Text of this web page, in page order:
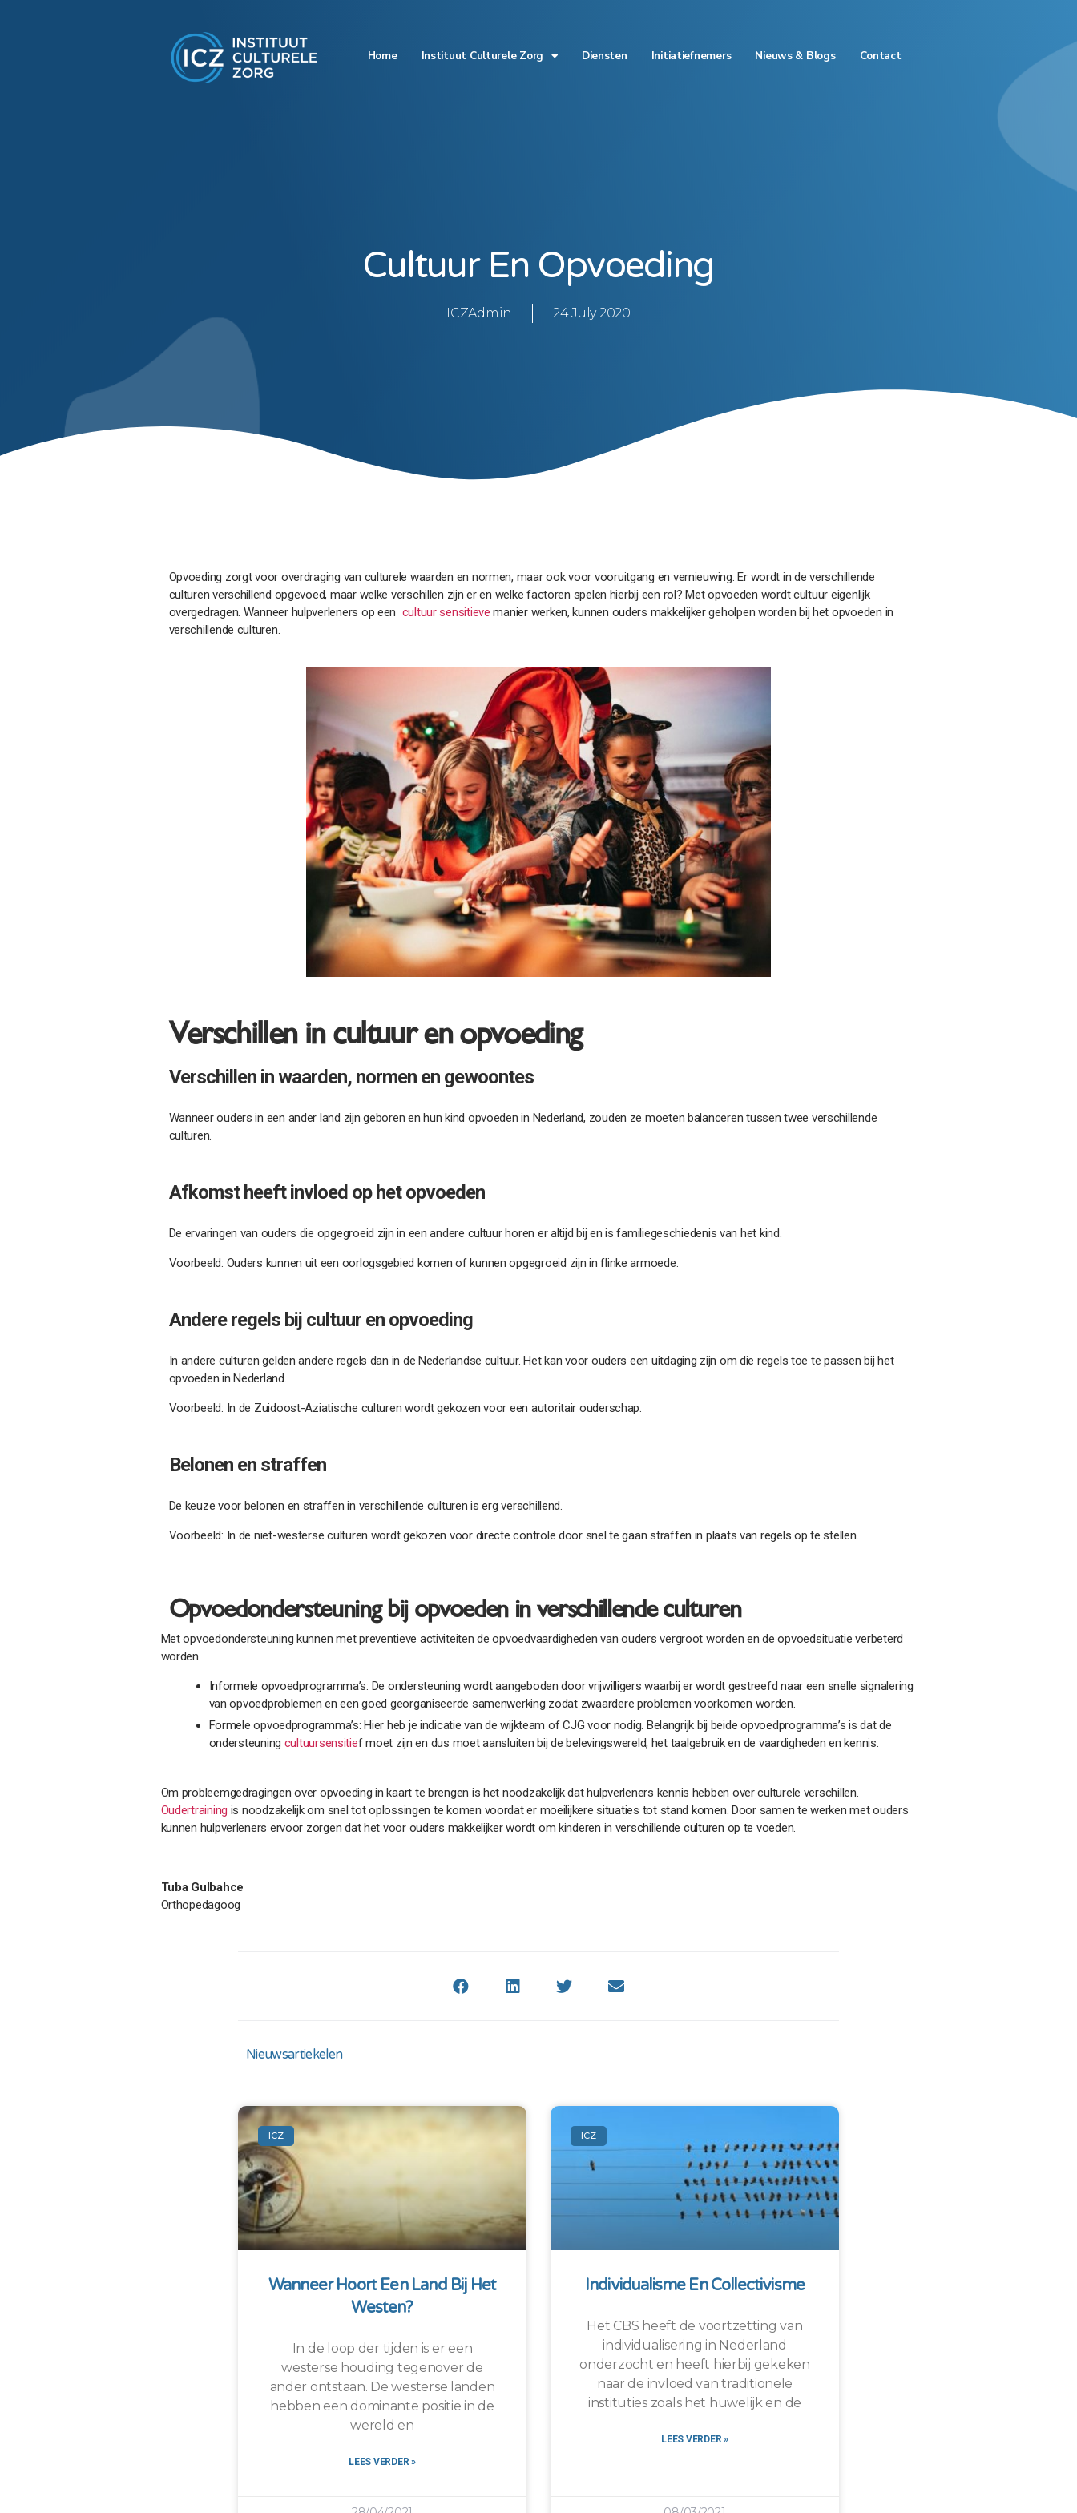
Home Instituut Culturele Zorg Diensten Initiatiefnemers Nieuws & Blogs Contact
Cultuur En Opvoeding
ICZAdmin 24 July 2020
Opvoeding zorgt voor overdraging van culturele waarden en normen, maar ook voor vooruitgang en vernieuwing. Er wordt in de verschillende
culturen verschillend opgevoed, maar welke verschillen zijn er en welke factoren spelen hierbij een rol? Met opvoeden wordt cultuur eigenlijk
overgedragen. Wanneer hulpverleners op een cultuur sensitieve manier werken, kunnen ouders makkelijker geholpen worden bij het opvoeden in
verschillende culturen.
Verschillen in cultuur en opvoeding
Verschillen in waarden, normen en gewoontes
Wanneer ouders in een ander land zijn geboren en hun kind opvoeden in Nederland, zouden ze moeten balanceren tussen twee verschillende
culturen.
Afkomst heeft invloed op het opvoeden
De ervaringen van ouders die opgegroeid zijn in een andere cultuur horen er altijd bij en is familiegeschiedenis van het kind.
Voorbeeld: Ouders kunnen uit een oorlogsgebied komen of kunnen opgegroeid zijn in flinke armoede.
Andere regels bij cultuur en opvoeding
In andere culturen gelden andere regels dan in de Nederlandse cultuur. Het kan voor ouders een uitdaging zijn om die regels toe te passen bij het
opvoeden in Nederland.
Voorbeeld: In de Zuidoost-Aziatische culturen wordt gekozen voor een autoritair ouderschap.
Belonen en straffen
De keuze voor belonen en straffen in verschillende culturen is erg verschillend.
Voorbeeld: In de niet-westerse culturen wordt gekozen voor directe controle door snel te gaan straffen in plaats van regels op te stellen.
Opvoedondersteuning bij opvoeden in verschillende culturen
Met opvoedondersteuning kunnen met preventieve activiteiten de opvoedvaardigheden van ouders vergroot worden en de opvoedsituatie verbeterd
worden.
Informele opvoedprogramma’s: De ondersteuning wordt aangeboden door vrijwilligers waarbij er wordt gestreefd naar een snelle signalering
van opvoedproblemen en een goed georganiseerde samenwerking zodat zwaardere problemen voorkomen worden.
Formele opvoedprogramma’s: Hier heb je indicatie van de wijkteam of CJG voor nodig. Belangrijk bij beide opvoedprogramma’s is dat de
ondersteuning cultuursensitief moet zijn en dus moet aansluiten bij de belevingswereld, het taalgebruik en de vaardigheden en kennis.
Om probleemgedragingen over opvoeding in kaart te brengen is het noodzakelijk dat hulpverleners kennis hebben over culturele verschillen.
Oudertraining is noodzakelijk om snel tot oplossingen te komen voordat er moeilijkere situaties tot stand komen. Door samen te werken met ouders
kunnen hulpverleners ervoor zorgen dat het voor ouders makkelijker wordt om kinderen in verschillende culturen op te voeden.
Tuba Gulbahce
Orthopedagoog
Nieuwsartiekelen
ICZ
Wanneer Hoort Een Land Bij Het
Westen?
In de loop der tijden is er een
westerse houding tegenover de
ander ontstaan. De westerse landen
hebben een dominante positie in de
wereld en
LEES VERDER »
ICZ
Individualisme En Collectivisme
Het CBS heeft de voortzetting van
individualisering in Nederland
onderzocht en heeft hierbij gekeken
naar de invloed van traditionele
instituties zoals het huwelijk en de
LEES VERDER »